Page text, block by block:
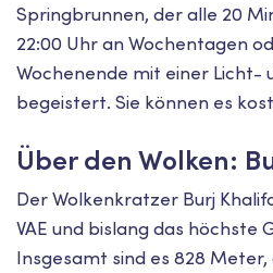
Springbrunnen, der alle 20
22:00 Uhr an Wochentagen
Wochenende mit einer Licht-
begeistert. Sie können es
Über den Wolken:
Der Wolkenkratzer Burj
VAE und bislang das höchste
Insgesamt sind es 828